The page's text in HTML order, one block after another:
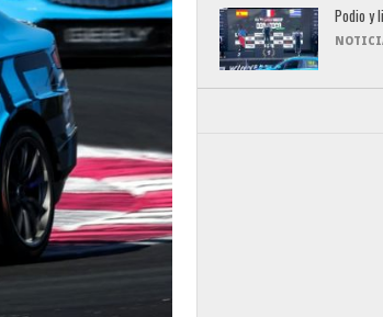
Podio y